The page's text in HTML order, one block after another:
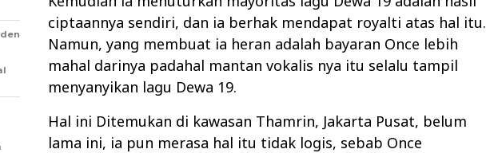
ciptaannya sendiri, dan ia berhak mendapat royalti atas hal itu.
Namun, yang membuat ia heran adalah bayaran Once lebih
mahal darinya padahal mantan vokalis nya itu selalu tampil
menyanyikan lagu Dewa 19.
Hal ini Ditemukan di kawasan Thamrin, Jakarta Pusat, belum
lama ini, ia pun merasa hal itu tidak logis, sebab Once